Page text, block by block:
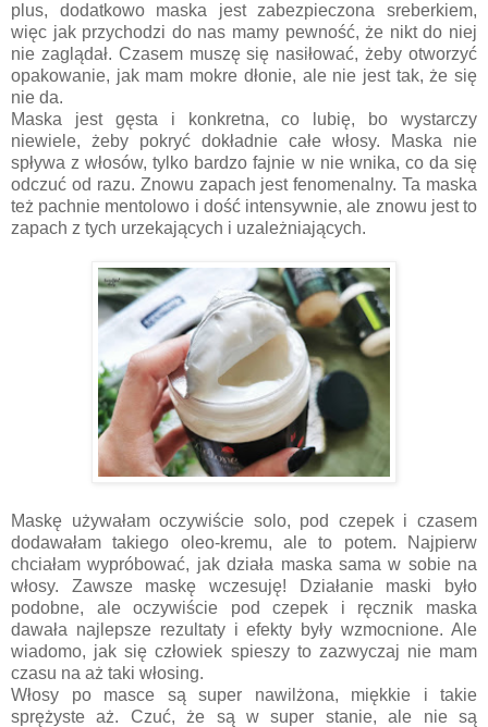
plus, dodatkowo maska jest zabezpieczona sreberkiem,
więc jak przychodzi do nas mamy pewność, że nikt do niej
nie zaglądał. Czasem muszę się nasiłować, żeby otworzyć
opakowanie, jak mam mokre dłonie, ale nie jest tak, że się
nie da.
Maska jest gęsta i konkretna, co lubię, bo wystarczy
niewiele, żeby pokryć dokładnie całe włosy. Maska nie
spływa z włosów, tylko bardzo fajnie w nie wnika, co da się
odczuć od razu. Znowu zapach jest fenomenalny. Ta maska
też pachnie mentolowo i dość intensywnie, ale znowu jest to
zapach z tych urzekających i uzależniających.
Maskę używałam oczywiście solo, pod czepek i czasem
dodawałam takiego oleo-kremu, ale to potem. Najpierw
chciałam wypróbować, jak działa maska sama w sobie na
włosy. Zawsze maskę wczesuję! Działanie maski było
podobne, ale oczywiście pod czepek i ręcznik maska
dawała najlepsze rezultaty i efekty były wzmocnione. Ale
wiadomo, jak się człowiek spieszy to zazwyczaj nie mam
czasu na aż taki włosing.
Włosy po masce są super nawilżona, miękkie i takie
sprężyste aż. Czuć, że są w super stanie, ale nie są